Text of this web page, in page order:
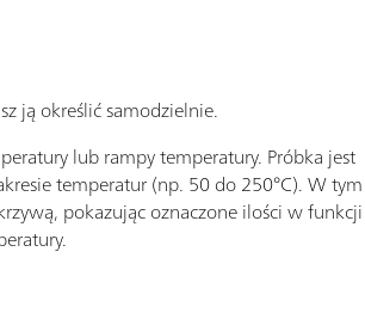
ją określić samodzielnie.
lub rampy temperatury. Próbka jest
temperatur (np. 50 do 250°C). W
pokazując oznaczone ilości w funkcji